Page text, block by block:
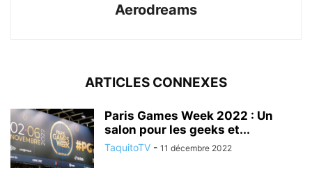
Aerodreams
ARTICLES CONNEXES
Paris Games Week 2022 : Un
salon pour les geeks et...
TaquitoTV - 11 décembre 2022